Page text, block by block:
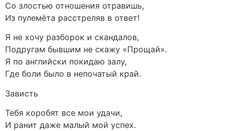
Со злостью отношения отравишь,
Из пулемёта расстреляв в ответ!
Я не хочу разборок и скандалов,
Подругам бывшим не скажу «Прощай».
Я по английски покидаю залу,
Где боли было в непочатый край.
Зависть
Тебя коробят все мои удачи,
И ранит даже малый мой успех.